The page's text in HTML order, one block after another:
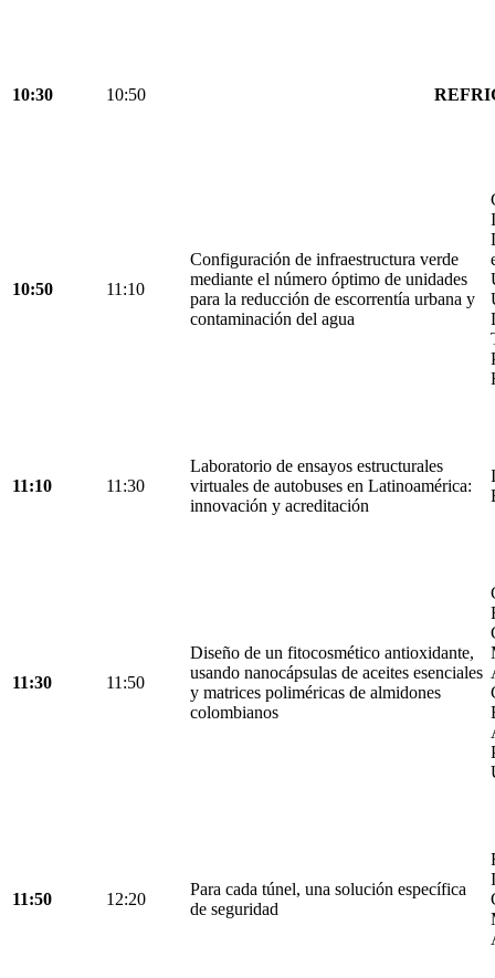
10:30 10:50
10:50 11:10
Configuración de infraestructura verde
mediante el número óptimo de unidades
para la reducción de escorrentía urbana y
contaminación del agua
11:10 11:30
Laboratorio de ensayos estructurales
virtuales de autobuses en Latinoamérica:
innovación y acreditación
11:30 11:50
Diseño de un fitocosmético antioxidante,
usando nanocápsulas de aceites esenciales
y matrices poliméricas de almidones
colombianos
11:50 12:20
Para cada túnel, una solución específica
de seguridad